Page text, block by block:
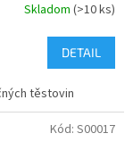
Skladom (>10 ks)
DETAIL
těstovin
Kód: S00017